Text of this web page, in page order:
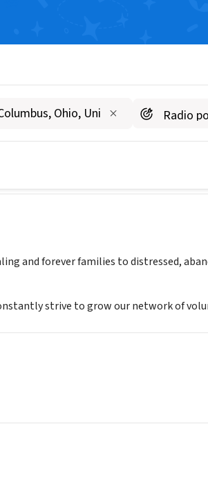
California
and forever families to distressed,
strive to grow our network of